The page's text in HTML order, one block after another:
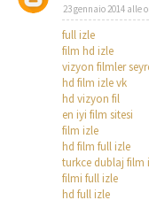
23 gennaio 2014 alle
full izle
film hd izle
vizyon filmler
hd film izle vk
hd vizyon fil
en iyi film sitesi
film izle
hd film full izle
turkce dublaj film
filmi full izle
hd full izle